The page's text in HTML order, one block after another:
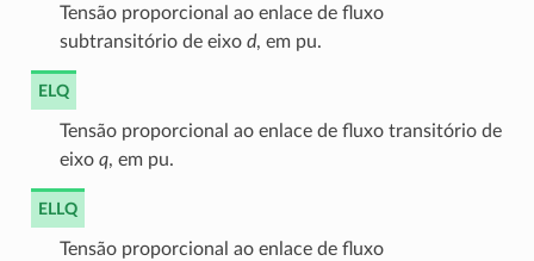
Tensão proporcional ao enlace de fluxo
subtransitório de eixo d, em pu.
ELQ
Tensão proporcional ao enlace de fluxo transitório de
eixo q, em pu.
ELLQ
Tensão proporcional ao enlace de fluxo